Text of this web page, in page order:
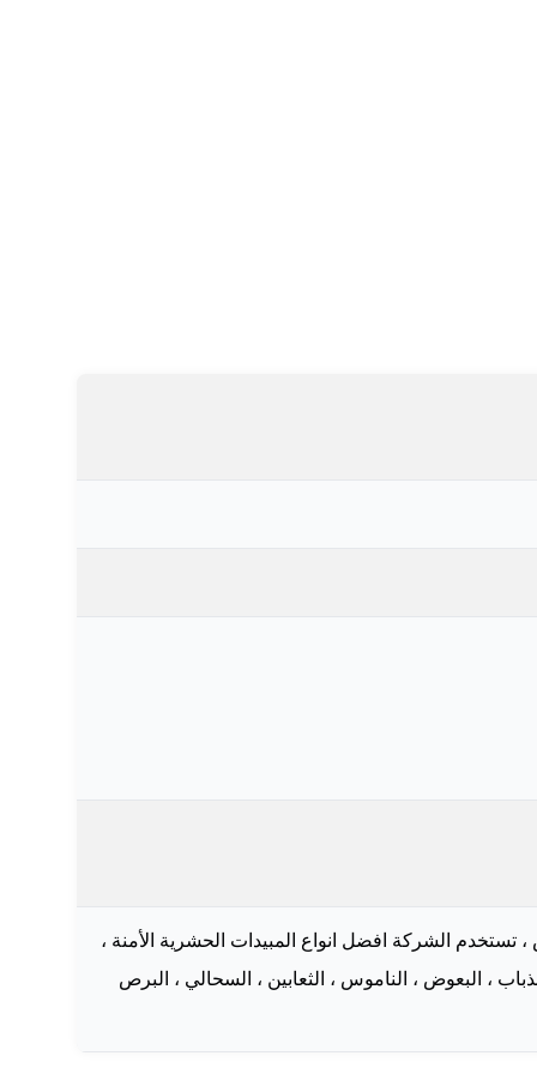
الشركة افضل انواع المبيدات الحشرية الأمنة ،
، البعوض ، الناموس ، الثعابين ، السحالي ، البرص